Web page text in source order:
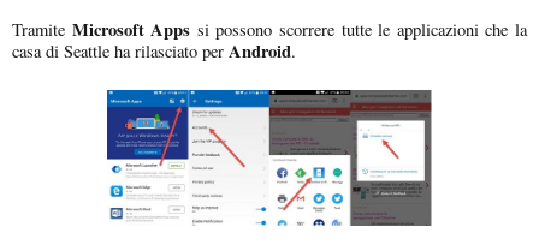
Tramite Microsoft Apps si possono scorrere tutte le applicazioni che la
casa di Seattle ha rilasciato per Android.